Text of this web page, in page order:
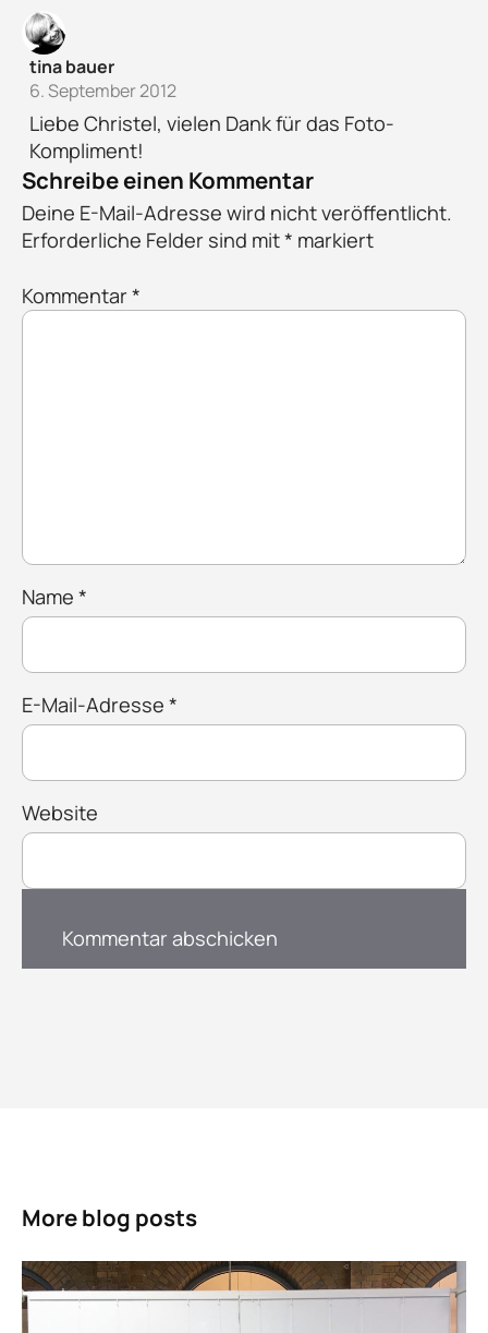
tina bauer
6. September 2012
Liebe Christel, vielen Dank für das Foto-
Kompliment!
Schreibe einen Kommentar
Deine E-Mail-Adresse wird nicht veröffentlicht.
Erforderliche Felder sind mit* markiert
Kommentar *
Name *
E-Mail-Adresse *
Website
More blog posts